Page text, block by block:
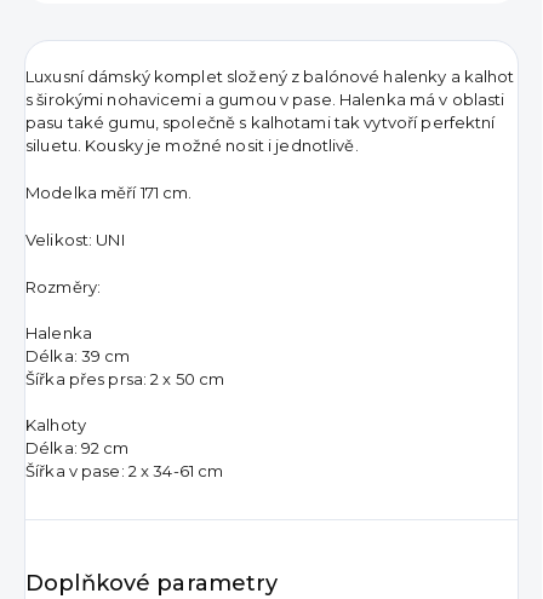
Luxusní dámský komplet složený z balónové halenky a kalhot
s širokými nohavicemi a gumou v pase. Halenka má v oblasti
pasu také gumu, společně s kalhotami tak vytvoří perfektní
siluetu. Kousky je možné nosit i jednotlivě.
Modelka měří 171 cm.
Velikost: UNI
Rozměry:
Halenka
Délka: 39 cm
Šířka přes prsa: 2 x 50 cm
Kalhoty
Délka: 92 cm
Šířka v pase: 2 x 34-61 cm
Doplňkové parametry